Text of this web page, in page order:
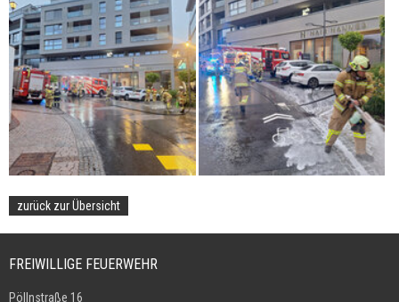
zurück zur Übersicht
FREIWILLIGE FEUERWEHR
Pöllnstraße 16